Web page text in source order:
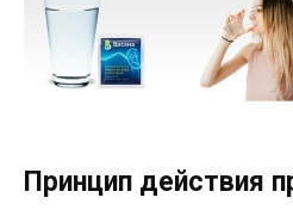
Принцип действия